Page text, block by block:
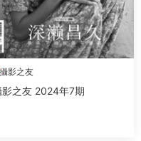
攝影之友
影之友 2024年7期